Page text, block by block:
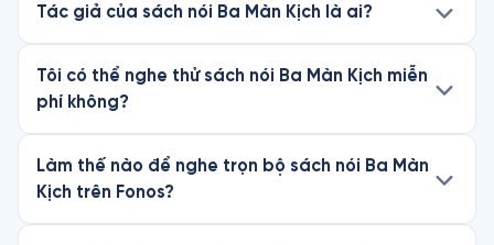
Tác giả của sách nói Ba Màn Kịch là ai?
Tôi có thể nghe thử sách nói Ba Màn Kịch miễn
phí không?
Làm thế nào để nghe trọn bộ sách nói Ba Màn
Kịch trên Fonos?